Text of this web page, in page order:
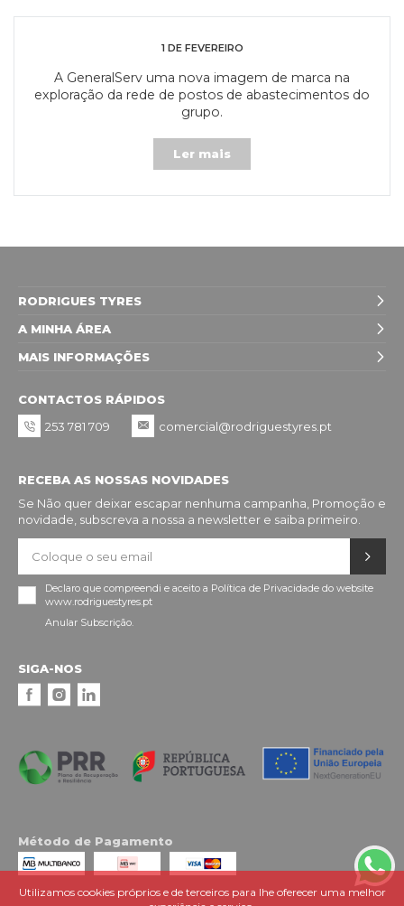
1 DE FEVEREIRO
A GeneralServ uma nova imagem de marca na
exploração da rede de postos de abastecimentos do
grupo.
Ler mais
RODRIGUES TYRES
A MINHA ÁREA
MAIS INFORMAÇÕES
CONTACTOS RÁPIDOS
253 781 709
comercial@rodriguestyres.pt
RECEBA AS NOSSAS NOVIDADES
Se Não quer deixar escapar nenhuma campanha, Promoção e
novidade, subscreva a nossa a newsletter e saiba primeiro.
Declaro que compreendi e aceito a Política de Privacidade do website
www.rodriguestyres.pt
Anular Subscrição.
SIGA-NOS
Método de Pagamento
Utilizamos cookies próprios e de terceiros para lhe oferecer uma melhor